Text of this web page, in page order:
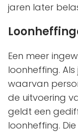
jaren later
Een meer
loonheffing.
waarvan
de uitvoering
geldt een
loonheffing.